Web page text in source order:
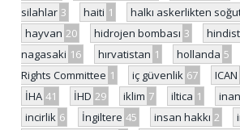
silahlar 3 haiti 1 halkı askerlikten
hayvan 20 hidrojen bombası 3
nagasaki 16 hırvatistan 1 hollanda 5
Rights Committee 1 iç güvenlik 67 ICAN
İHA 41 İHD 29 iklim 7 iltica 1
incirlik 6 İngiltere 45 insan hakkı 2